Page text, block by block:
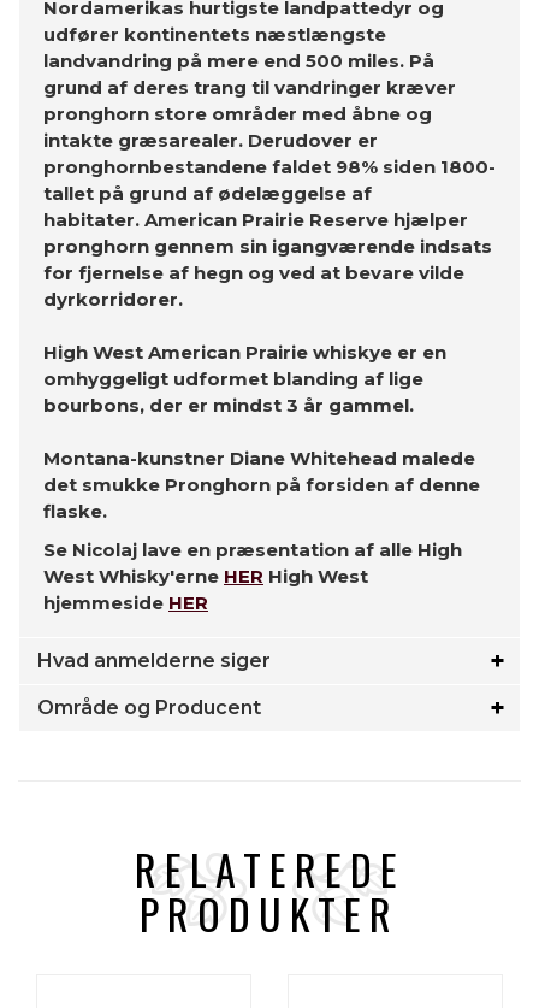
Nordamerikas hurtigste landpattedyr og
udfører kontinentets næstlængste
landvandring på mere end 500 miles. På
grund af deres trang til vandringer kræver
pronghorn store områder med åbne og
intakte græsarealer. Derudover er
pronghornbestandene faldet 98% siden 1800-
tallet på grund af ødelæggelse af
habitater. American Prairie Reserve hjælper
pronghorn gennem sin igangværende indsats
for fjernelse af hegn og ved at bevare vilde
dyrkorridorer.
High West American Prairie whiskye er en
omhyggeligt udformet blanding af lige
bourbons, der er mindst 3 år gammel.
Montana-kunstner Diane Whitehead malede
det smukke Pronghorn på forsiden af ​​denne
flaske.
Se Nicolaj lave en præsentation af alle High
West Whisky'erne HER High West
hjemmeside HER
Hvad anmelderne siger
Område og Producent
RELATEREDE
PRODUKTER